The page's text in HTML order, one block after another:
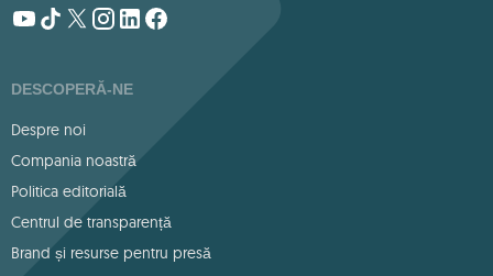
DESCOPERĂ-NE
Despre noi
Compania noastră
Politica editorială
Centrul de transparență
Brand și resurse pentru presă